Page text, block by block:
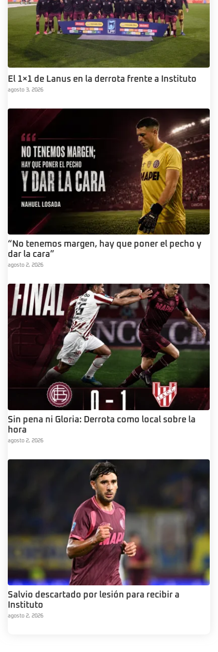
El 1×1 de Lanus en la derrota frente a Instituto
agosto 3, 2026
“No tenemos margen, hay que poner el pecho y
dar la cara”
agosto 2, 2026
Sin pena ni Gloria: Derrota como local sobre la
hora
agosto 2, 2026
Salvio descartado por lesión para recibir a
Instituto
agosto 2, 2026